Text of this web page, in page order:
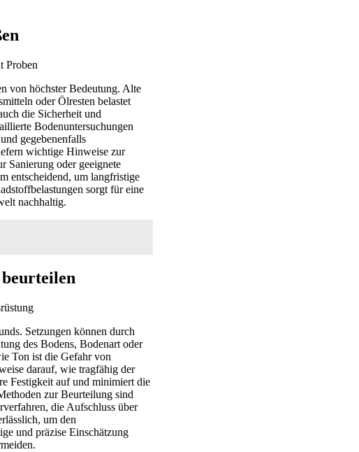
von höchster Bedeutung. Alte
oder Ölresten belastet
die Sicherheit und
Bodenuntersuchungen
gegebenenfalls
wichtige Hinweise zur
Sanierung oder geeignete
entscheidend, um langfristige
sorgt für eine
nachhaltig.
Setzungen können durch
des Bodens, Bodenart oder
Ton ist die Gefahr von
darauf, wie tragfähig der
Festigkeit auf und minimiert die
zur Beurteilung sind
die Aufschluss über
um den
und präzise Einschätzung